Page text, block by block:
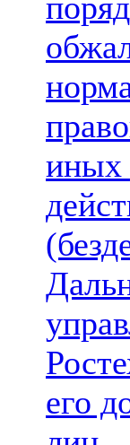
иных
его